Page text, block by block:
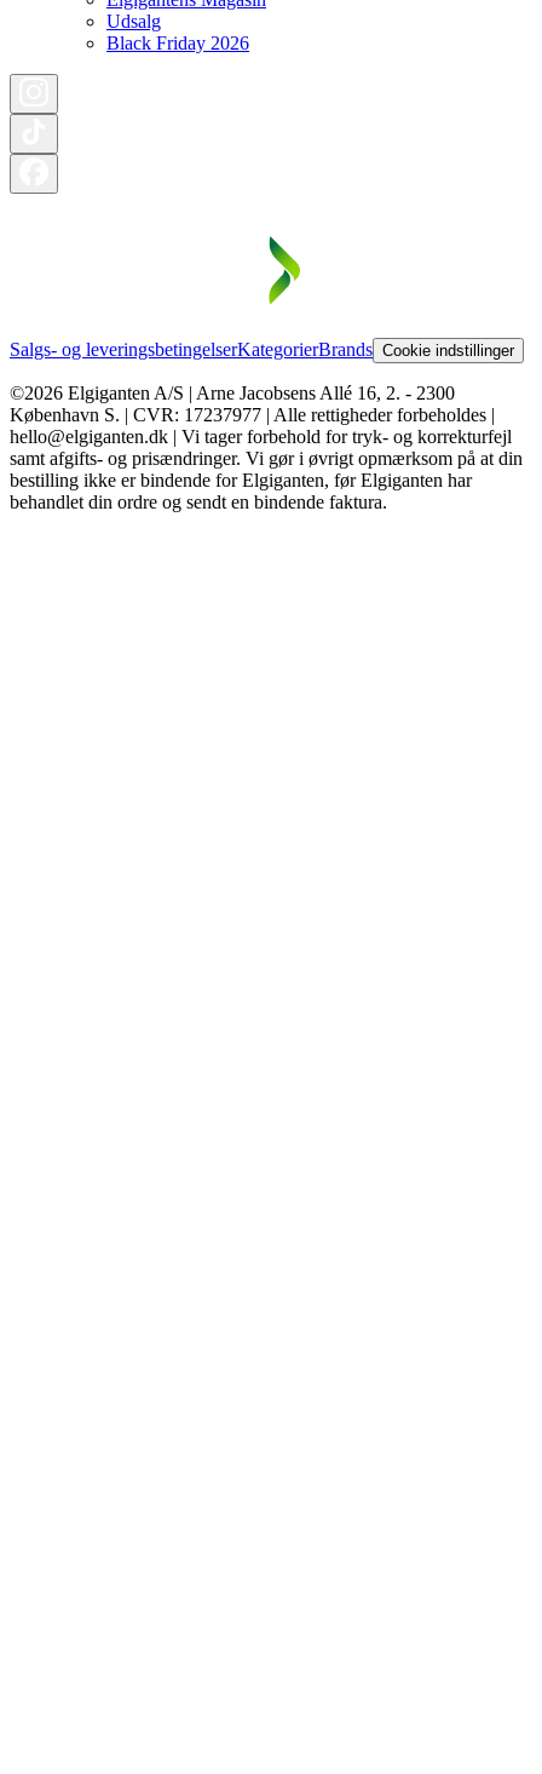
Udsalg
Black Friday 2026
Salgs- og leveringsbetingelserKategorierBrands Cookie indstillinger
©2026 Elgiganten A/S | Arne Jacobsens Allé 16, 2. - 2300
København S. | CVR: 17237977 | Alle rettigheder forbeholdes |
hello@elgiganten.dk | Vi tager forbehold for tryk- og korrekturfejl
samt afgifts- og prisændringer. Vi gør i øvrigt opmærksom på at din
bestilling ikke er bindende for Elgiganten, før Elgiganten har
behandlet din ordre og sendt en bindende faktura.